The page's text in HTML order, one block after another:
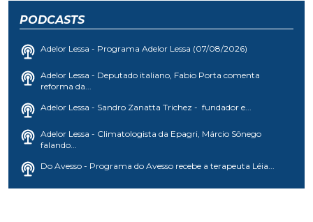
PODCASTS
Adelor Lessa - Programa Adelor Lessa (07/08/2026)
Adelor Lessa - Deputado italiano, Fabio Porta comenta
reforma da...
Adelor Lessa - Sandro Zanatta Trichez - fundador e...
Adelor Lessa - Climatologista da Epagri, Márcio Sônego
falando...
Do Avesso - Programa do Avesso recebe a terapeuta Léia...